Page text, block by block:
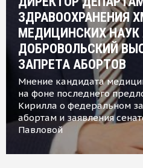
ЗДРАВООХРАНЕНИЯ
МЕДИЦИНСКИХ НАУК
ДОБРОВОЛЬСКИЙ
ЗАПРЕТА АБОРТОВ
Мнение кандидата
на фоне последнего
Кирилла о федеральном
абортам и заявления
Павловой